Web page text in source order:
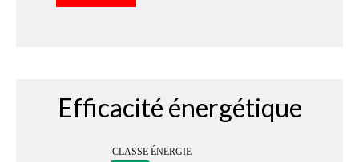
Efficacité énergétique